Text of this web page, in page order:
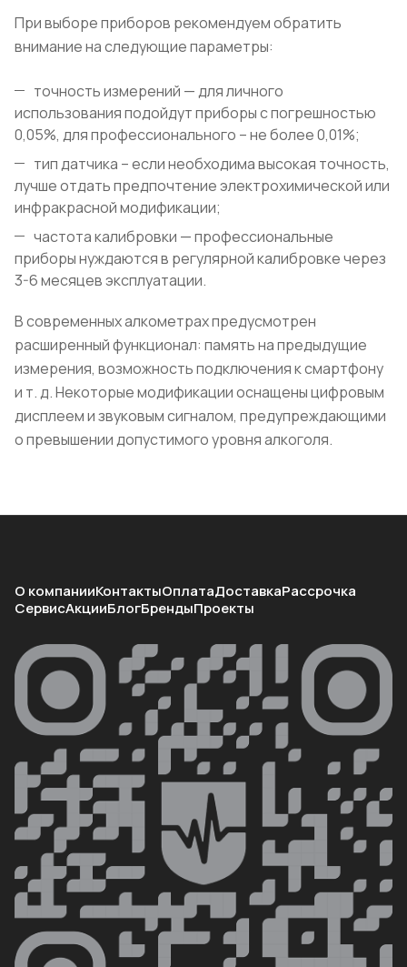
При выборе приборов рекомендуем обратить
внимание на следующие параметры:
точность измерений — для личного
использования подойдут приборы с погрешностью
0,05%, для профессионального – не более 0,01%;
тип датчика – если необходима высокая точность,
лучше отдать предпочтение электрохимической или
инфракрасной модификации;
частота калибровки — профессиональные
приборы нуждаются в регулярной калибровке через
3-6 месяцев эксплуатации.
В современных алкометрах предусмотрен
расширенный функционал: память на предыдущие
измерения, возможность подключения к смартфону
и т. д. Некоторые модификации оснащены цифровым
дисплеем и звуковым сигналом, предупреждающими
о превышении допустимого уровня алкоголя.
О компанииКонтактыОплатаДоставкаРассрочка
СервисАкцииБлогБрендыПроекты